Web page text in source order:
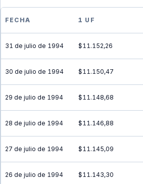
FECHA 1 UF
31 de julio de 1994 $11.152,26
30 de julio de 1994 $11.150,47
29 de julio de 1994 $11.148,68
28 de julio de 1994 $11.146,88
27 de julio de 1994 $11.145,09
26 de julio de 1994 $11.143,30